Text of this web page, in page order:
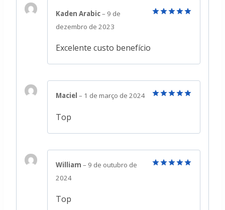
Kaden Arabic– 9 de
dezembro de 2023
Excelente custo benefício
Maciel – 1 de março de 2024
Top
William – 9 de outubro de
2024
Top